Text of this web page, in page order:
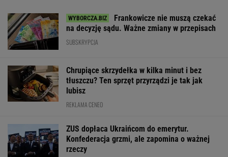
Frankowicze nie muszą czekać
na decyzję sądu. Ważne zmiany w przepisach
SUBSKRYPCJA
Chrupiące skrzydełka w kilka minut i bez
tłuszczu? Ten sprzęt przyrządzi je tak jak
lubisz
REKLAMA CENEO
ZUS dopłaca Ukraińcom do emerytur.
Konfederacja grzmi, ale zapomina o ważnej
rzeczy